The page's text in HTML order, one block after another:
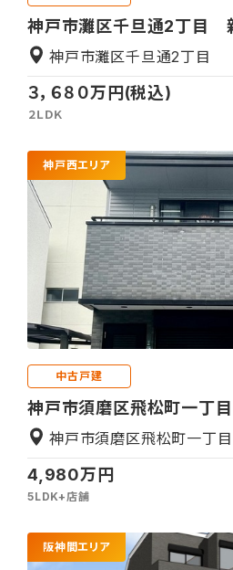
神戸市灘区千旦通2丁目
３，６８０万円(税込)
２ＬＤＫ
神戸市灘区千旦通2丁目
神戸西エリア
中古戸建
神戸市須磨区飛松町一丁
4,980万円
5LDK+店舗
神戸市須磨区飛松町一丁目
阪神間エリア